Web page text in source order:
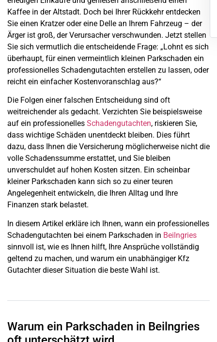
Kaffee in der Altstadt. Doch bei Ihrer Rückkehr entdecken
Sie einen Kratzer oder eine Delle an Ihrem Fahrzeug – der
Ärger ist groß, der Verursacher verschwunden. Jetzt stellen
Sie sich vermutlich die entscheidende Frage: „Lohnt es sich
überhaupt, für einen vermeintlich kleinen Parkschaden ein
professionelles Schadengutachten erstellen zu lassen, oder
reicht ein einfacher Kostenvoranschlag aus?“
Die Folgen einer falschen Entscheidung sind oft
weitreichender als gedacht. Verzichten Sie beispielsweise
auf ein professionelles Schadengutachten, riskieren Sie,
dass wichtige Schäden unentdeckt bleiben. Dies führt
dazu, dass Ihnen die Versicherung möglicherweise nicht die
volle Schadenssumme erstattet, und Sie bleiben
unverschuldet auf hohen Kosten sitzen. Ein scheinbar
kleiner Parkschaden kann sich so zu einer teuren
Angelegenheit entwickeln, die Ihren Alltag und Ihre
Finanzen stark belastet.
In diesem Artikel erkläre ich Ihnen, wann ein professionelles
Schadengutachten bei einem Parkschaden in Beilngries
sinnvoll ist, wie es Ihnen hilft, Ihre Ansprüche vollständig
geltend zu machen, und warum ein unabhängiger Kfz
Gutachter dieser Situation die beste Wahl ist.
Warum ein Parkschaden in Beilngries